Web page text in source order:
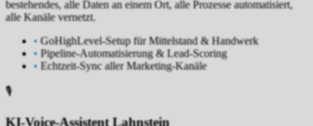
bestehendes, alle Daten an einem Ort, alle Prozesse automatisiert,
alle Kanäle vernetzt.
•GoHighLevel-Setup für Mittelstand & Handwerk
• Pipeline-Automatisierung & Lead-Scoring
• Echtzeit-Sync aller Marketing-Kanäle
🎙️